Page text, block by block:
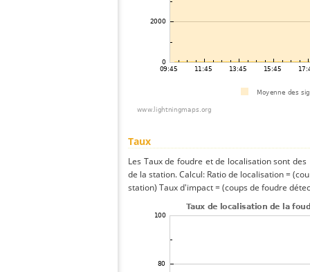
Taux
Les Taux de foudre et de localisation sont
de la station. Calcul: Ratio de localisation =
station) Taux d'impact = (coups de foudre